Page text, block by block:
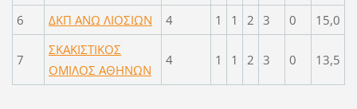
6 ΔΚΠ ΑΝΩ ΛΙΟΣΙΩΝ 4 1 1 2 3 0 15,0
7
ΣΚΑΚΙΣΤΙΚΟΣ
ΟΜΙΛΟΣ ΑΘΗΝΩΝ
4 1 1 2 3 0 13,5